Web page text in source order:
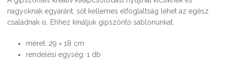
nagyoknak egyaránt, sőt kellemes elfoglaltság lehet az egész
családnak is. Ehhez kínáljuk gipszöntő sablonunkat.
méret: 29 × 18 cm
rendelési egység: 1 db